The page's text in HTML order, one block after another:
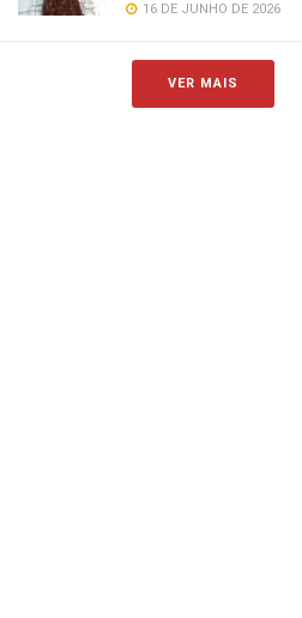
16 DE JUNHO DE 2026
VER MAIS